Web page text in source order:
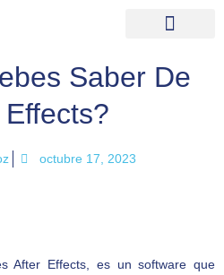
Saber De
octubre 17, 2023
After Effects, es un software que